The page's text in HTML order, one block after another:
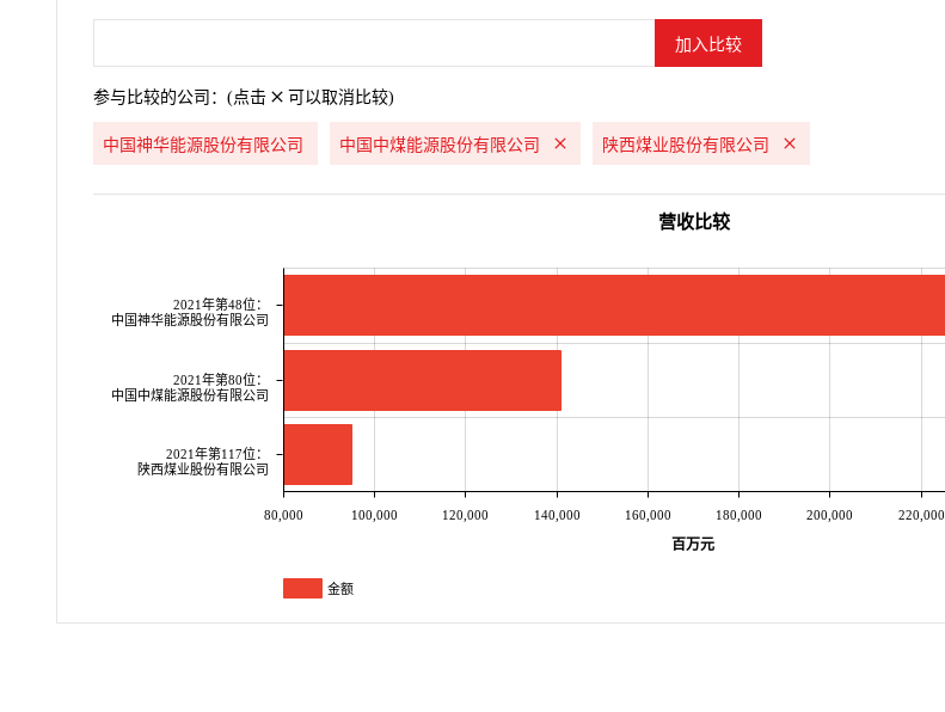
参与比较的公司：(点击 可以取消比较)
中国神华能源股份有限公司 中国中煤能源股份有限公司 陕西煤业股份有限公司
2021年第48位：
中国神华能源股份有限公司
2021年第80位：
中国中煤能源股份有限公司
2021年第117位：
陕西煤业股份有限公司
80,000 100,000 120,000 140,000 160,000 180,000 200,000 220,000
百万元
营收比较
金额